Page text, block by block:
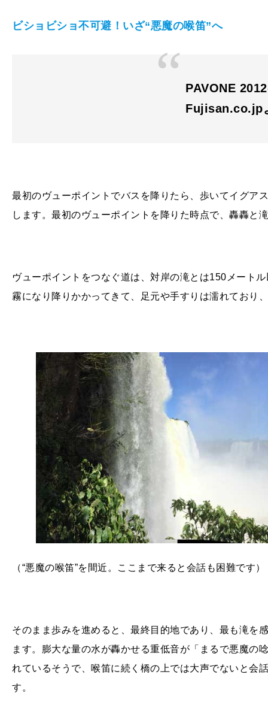
ビショビショ不可避！いざ“悪魔の喉笛”へ
PAVONE
Fujisan.co.jp
最初のヴューポイントでバスを降りたら、歩いてイグア
します。最初のヴューポイントを降りた時点で、轟轟と
ヴューポイントをつなぐ道は、対岸の滝とは150 メート
霧になり降りかかってきて、足元や手すりは濡れており
（“悪魔の喉笛”を間近。ここまで来ると会話も困難です）
そのまま歩みを進めると、最終目的地であり、最も滝を
ます。膨大な量の水が轟かせる重低音が「まるで悪魔の
れているそうで、喉笛に続く橋の上では大声でないと会
す。